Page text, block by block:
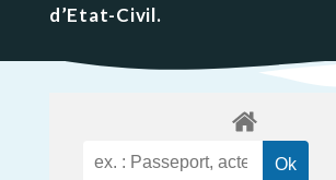
d’Etat-Civil.